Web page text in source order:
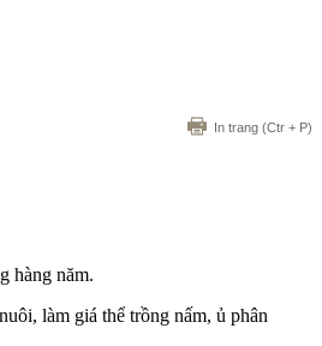
In trang (Ctr + P)
hàng năm.
làm giá thể trồng nấm, ủ phân